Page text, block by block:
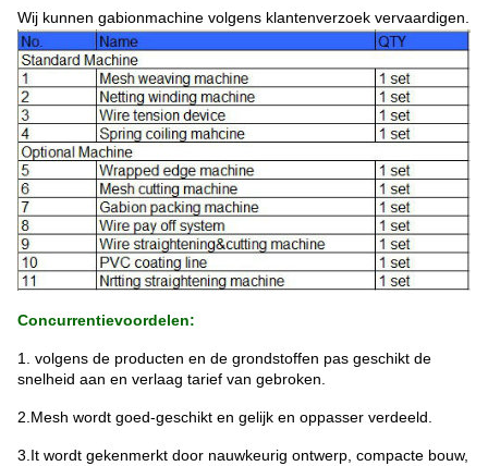
Wij kunnen gabionmachine volgens klantenverzoek vervaardigen.
Concurrentievoordelen:
1. volgens de producten en de grondstoffen pas geschikt de
snelheid aan en verlaag tarief van gebroken.
2.Mesh wordt goed-geschikt en gelijk en oppasser verdeeld.
3.It wordt gekenmerkt door nauwkeurig ontwerp, compacte bouw,